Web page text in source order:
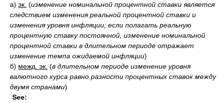
а) эк. (изменение номинальной процентной ставки является
следствием изменения реальной процентной ставки и
изменения уровня инфляции; если полагать реальную
процентную ставку постоянной, изменение номинальной
процентной ставки в длительном периоде отражает
изменение темпа ожидаемой инфляции)
б) межд. эк. (в длительном периоде изменение уровня
валютного курса равно разности процентных ставок между
двумя странами)
See: